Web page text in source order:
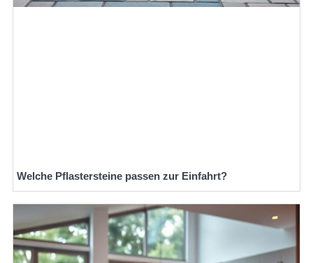
Welche Pflastersteine passen zur Einfahrt?